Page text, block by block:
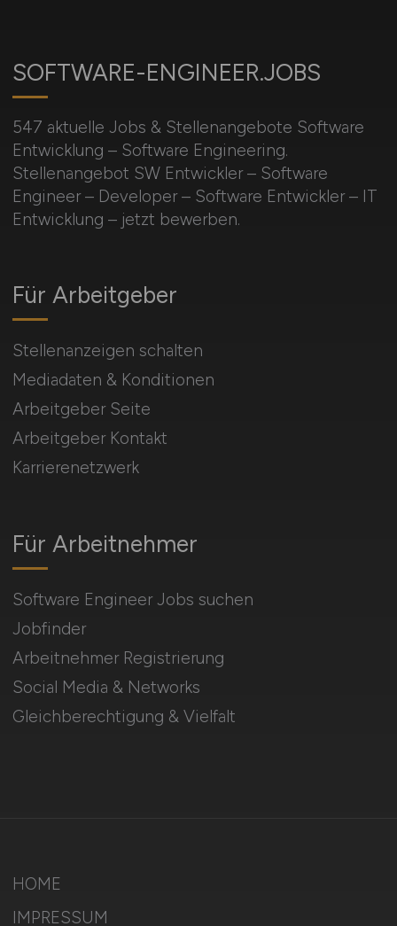
SOFTWARE-ENGINEER.JOBS
547 aktuelle Jobs & Stellenangebote Software
Entwicklung – Software Engineering.
Stellenangebot SW Entwickler – Software
Engineer – Developer – Software Entwickler – IT
Entwicklung – jetzt bewerben.
Für Arbeitnehmer
Software Engineer Jobs suchen
Jobfinder
Arbeitnehmer Registrierung
Social Media & Networks
Gleichberechtigung & Vielfalt
Für Arbeitgeber
Stellenanzeigen schalten
Mediadaten & Konditionen
Arbeitgeber Seite
Arbeitgeber Kontakt
Karrierenetzwerk
HOME
IMPRESSUM